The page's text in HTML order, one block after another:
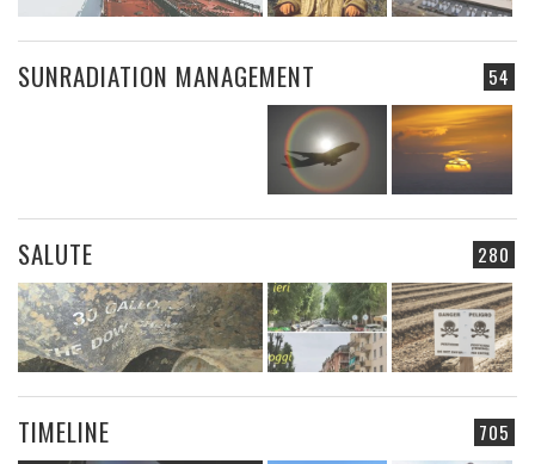
54
SUNRADIATION MANAGEMENT
280
SALUTE
705
TIMELINE